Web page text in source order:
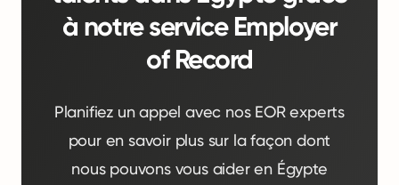
à notre service Employer
of Record
Planifiez un appel avec nos EOR experts
pour en savoir plus sur la façon dont
nous pouvons vous aider en Égypte